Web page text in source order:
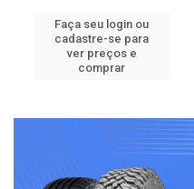
Faça seu login ou
cadastre-se para
ver preços e
comprar